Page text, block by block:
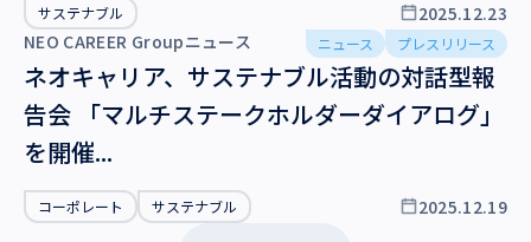
サステナブル
2025.12.23
NEO CAREER Groupニュース
ニュース プレスリリース
ネオキャリア、サステナブル活動の対話型報
告会 「マルチステークホルダーダイアログ」
を開催...
コーポレート サステナブル 2025.12.19